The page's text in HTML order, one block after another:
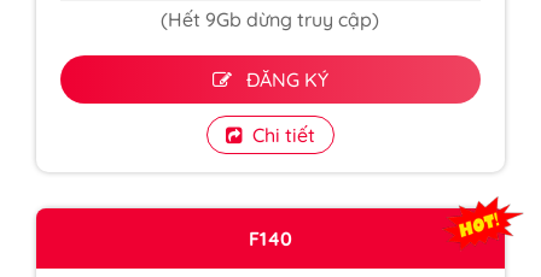
(Hết 9Gb dừng truy cập)
ĐĂNG KÝ
Chi tiết
F140